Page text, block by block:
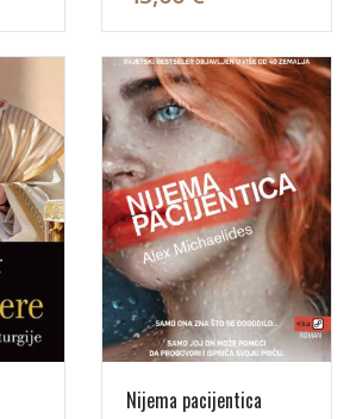
Nijema pacijentica